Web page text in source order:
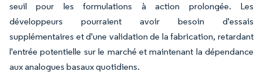
seuil pour les formulations à action prolongée. Les
développeurs pourraient avoir besoin d'essais
supplémentaires et d'une validation de la fabrication, retardant
l'entrée potentielle sur le marché et maintenant la dépendance
aux analogues basaux quotidiens.